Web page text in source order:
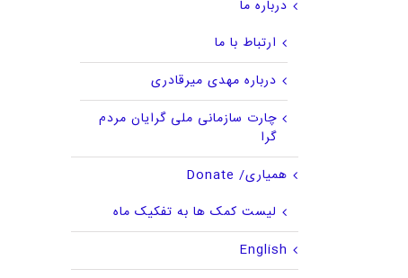
درباره ما
ارتباط با ما
درباره مهدی میرقادری
چارت سازمانی ملی گرایان مردم
گرا
همیاری/ Donate
لیست کمک ها به تفکیک ماه
English